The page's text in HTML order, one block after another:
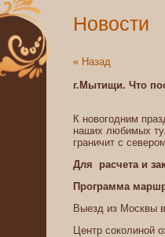
Новости
« Назад
г.Мытищи. Что
К новогодним
наших любимых
граничит с
Для расчета и
Программа
Выезд из Москвы
Центр соколиной